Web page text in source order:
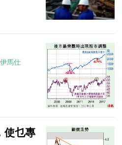
伊馬仕
使乜專